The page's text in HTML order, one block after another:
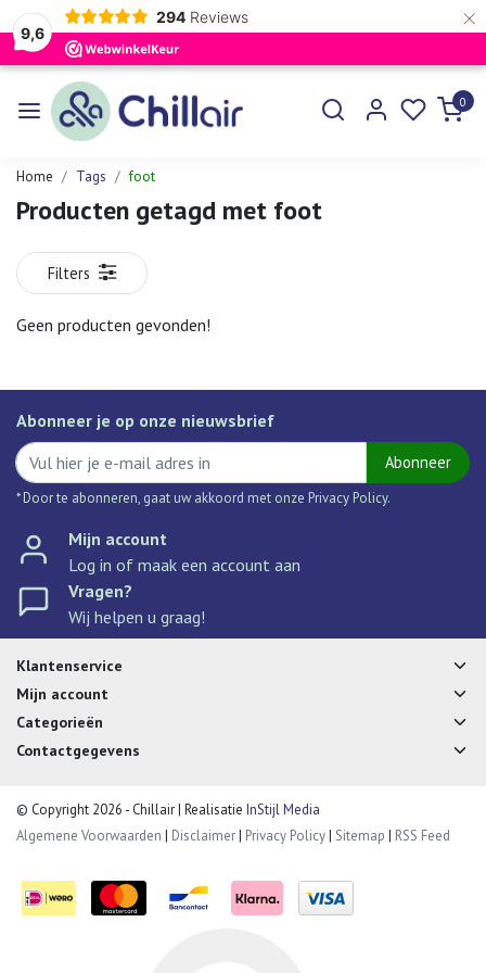
9,6
294 Reviews ×
0
Home Tags foot
Producten getagd met foot
Filters
Geen producten gevonden!
Abonneer je op onze nieuwsbrief
Abonneer
* Door te abonneren, gaat uw akkoord met onze Privacy Policy.
Mijn account
Log in of maak een account aan
Vragen?
Wij helpen u graag!
Klantenservice
Mijn account
Categorieën
Contactgegevens
© Copyright 2026 - Chillair | Realisatie InStijl Media
Algemene Voorwaarden | Disclaimer| Privacy Policy| Sitemap | RSS Feed